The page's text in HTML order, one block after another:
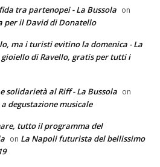
tra partenopei - La Bussola on
per il David di Donatello
ma i turisti evitino la domenica - La
di Ravello, gratis per tutti i
solidarietà al Riff - La Bussola on
degustazione musicale
tutto il programma del
on La Napoli futurista del bellissimo